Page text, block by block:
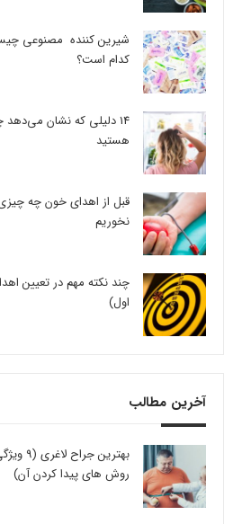
شیرین کننده مصنوعی
کدام است؟
14 دلیلی که نشان
هستید
قبل از اهدای خون چه
نخوریم
چند نکته مهم در
اول)
آخرین مطالب
روش های پیدا کردن آن)